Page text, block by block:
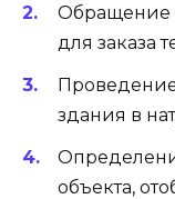
Обращение
для заказа
здания в
объекта,